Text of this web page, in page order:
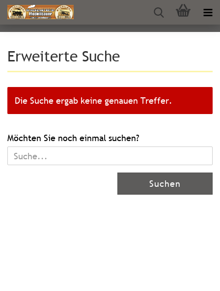
Erweiterte Suche
Die Suche ergab keine genauen Treffer.
MÖCHTEN
SIE
NOCH
Möchten Sie noch einmal suchen?
Suchen